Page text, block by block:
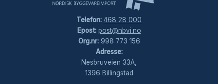
Telefon: 468 28 000
Epost: post@nbvi.no
Org.nr:998 773 156
Adresse:
Nesbruveien 33A,
1396 Billingstad